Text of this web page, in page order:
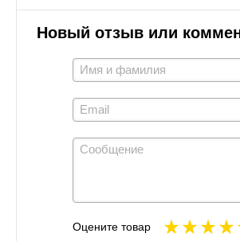
Новый отзыв или
Оцените товар